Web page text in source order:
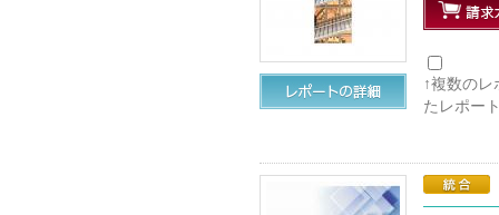
↑複数の
たレポー